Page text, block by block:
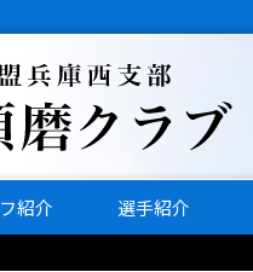
紹介 選手紹介